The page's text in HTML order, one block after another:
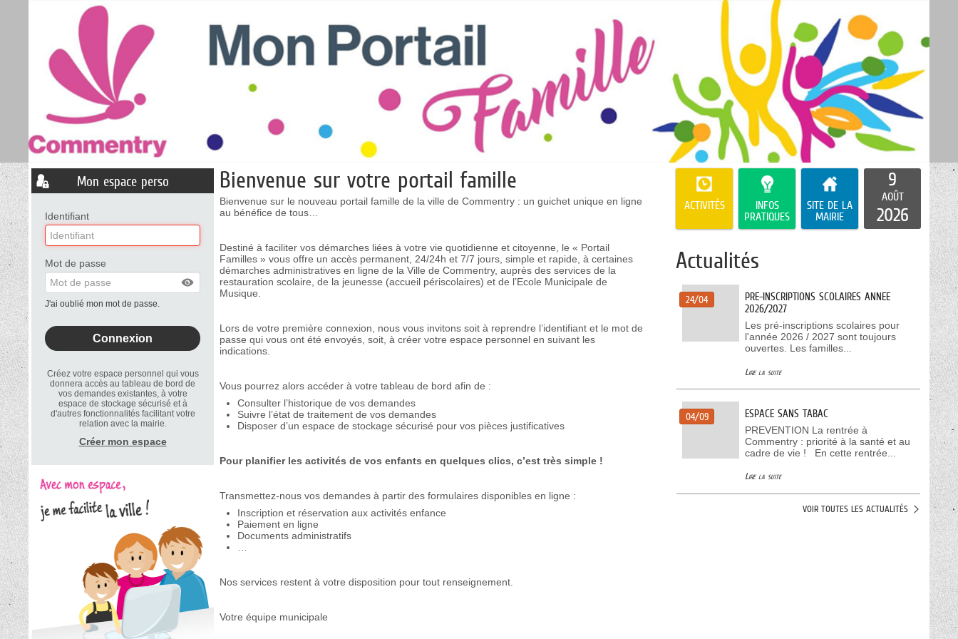
Mon espace perso
Identifiant
Mot de passe
J'ai oublié mon mot de passe.
Créez votre espace personnel qui vous
donnera accès au tableau de bord de
vos demandes existantes, à votre
espace de stockage sécurisé et à
d'autres fonctionnalités facilitant votre
relation avec la mairie.
Créer mon espace
ACTIVITÉS
INFOS
PRATIQUES
SITE DE LA
MAIRIE
9
AOÛT
2026
Bienvenue sur votre portail famille
Bienvenue sur le nouveau portail famille de la ville de Commentry : un guichet unique en ligne
au bénéfice de tous…
Destiné à faciliter vos démarches liées à votre vie quotidienne et citoyenne, le « Portail
Familles » vous offre un accès permanent, 24/24h et 7/7 jours, simple et rapide, à certaines
démarches administratives en ligne de la Ville de Commentry, auprès des services de la
restauration scolaire, de la jeunesse (accueil périscolaires) et de l’Ecole Municipale de
Musique.
Lors de votre première connexion, nous vous invitons soit à reprendre l’identifiant et le mot de
passe qui vous ont été envoyés, soit, à créer votre espace personnel en suivant les
indications.
Vous pourrez alors accéder à votre tableau de bord afin de :
Consulter l’historique de vos demandes
Suivre l’état de traitement de vos demandes
Disposer d’un espace de stockage sécurisé pour vos pièces justificatives
Pour planifier les activités de vos enfants en quelques clics, c’est très simple !
Transmettez-nous vos demandes à partir des formulaires disponibles en ligne :
Inscription et réservation aux activités enfance
Paiement en ligne
Documents administratifs
Nos services restent à votre disposition pour tout renseignement.
Votre équipe municipale
Actualités
24/04
PRE-INSCRIPTIONS SCOLAIRES ANNEE
2026/2027
Les pré-inscriptions scolaires pour
l'année 2026 / 2027 sont toujours
ouvertes. Les familles...
Lire la suite
04/09 ESPACE SANS TABAC
PREVENTION La rentrée à
Commentry : priorité à la santé et au
cadre de vie ! En cette rentrée...
Lire la suite
VOIR TOUTES LES ACTUALITÉS